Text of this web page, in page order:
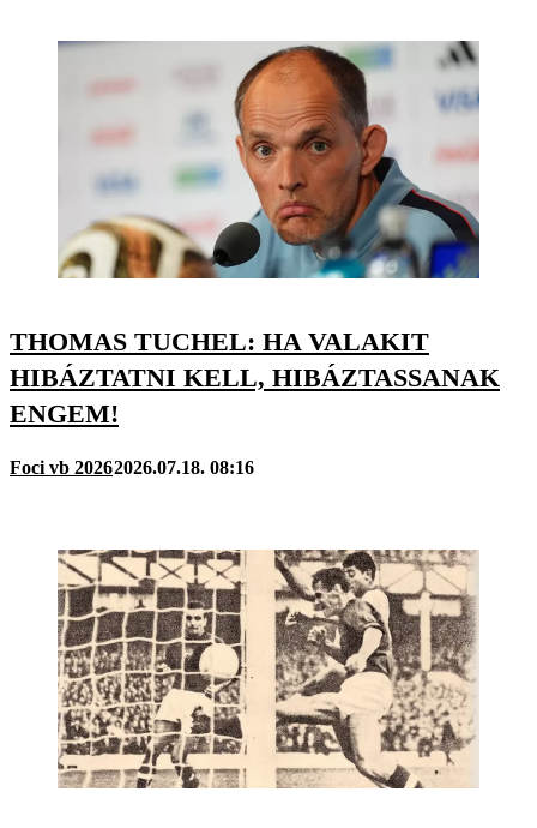
THOMAS TUCHEL: HA VALAKIT
HIBÁZTATNI KELL, HIBÁZTASSANAK
ENGEM!
Foci vb 20262026.07.18. 08:16